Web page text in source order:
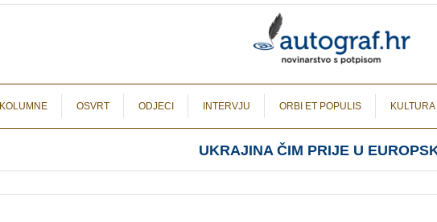
KOLUMNE OSVRT ODJECI INTERVJU ORBI ET POPULIS KULTURA
UKRAJINA ČIM PRIJE U